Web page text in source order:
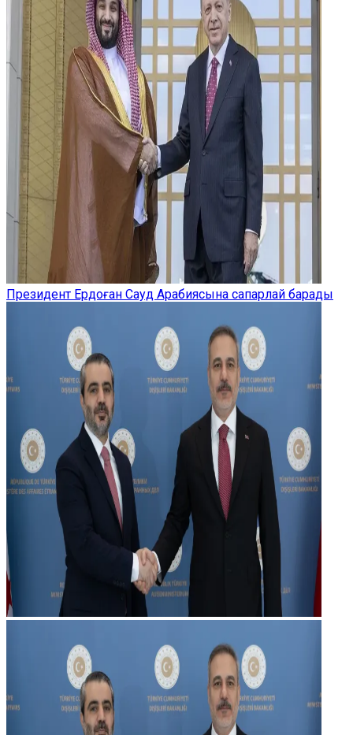
Президент Ердоған Сауд Арабиясына сапарлай барады